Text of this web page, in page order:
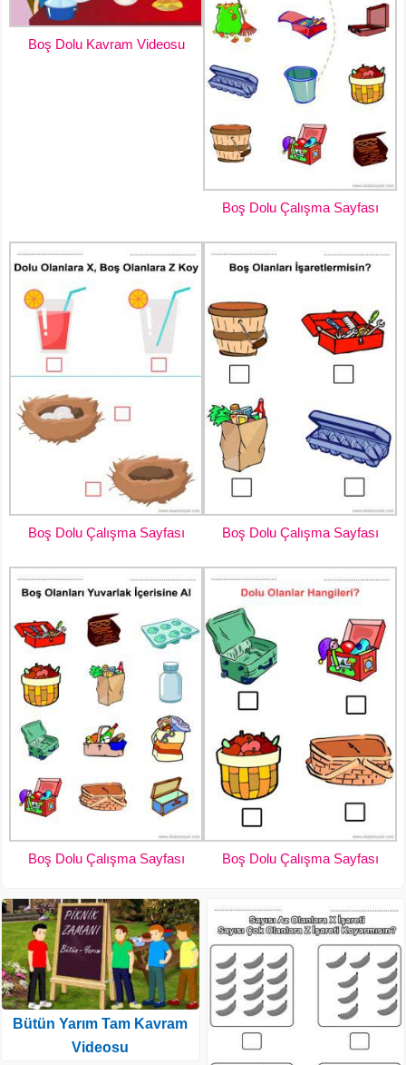
Boş Dolu Kavram Videosu
Boş Dolu Çalışma Sayfası
Boş Dolu Çalışma Sayfası Boş Dolu Çalışma Sayfası
Boş Dolu Çalışma Sayfası Boş Dolu Çalışma Sayfası
Bütün Yarım Tam Kavram
Videosu